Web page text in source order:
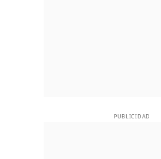
PUBLICIDAD